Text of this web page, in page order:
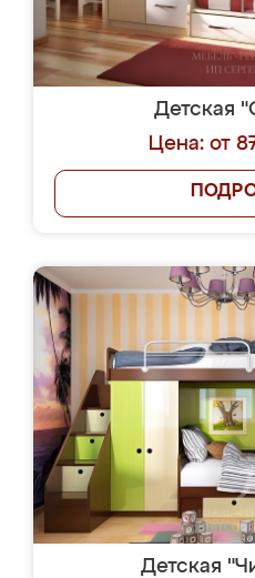
Детская
Цена: от
Детская